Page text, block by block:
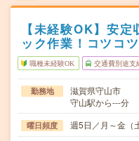
【未経験OK】安
ック作業！コツコ
職種未経験OK 交通費別途支
勤務地
滋賀県守山市
守山駅から---分
曜日頻度 週5日／月～金（